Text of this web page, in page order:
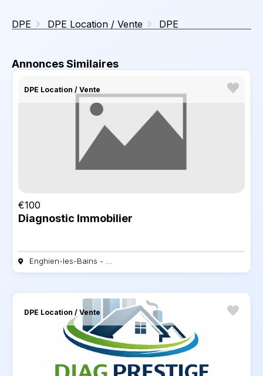
DPE DPE Location / Vente DPE
Annonces Similaires
DPE Location / Vente
€100
Diagnostic Immobilier
DPE Location / Vente